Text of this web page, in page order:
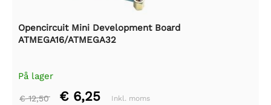
Opencircuit Mini Development Board
ATMEGA16/ATMEGA32
På lager
€ 12,50 € 6,25 Inkl. moms